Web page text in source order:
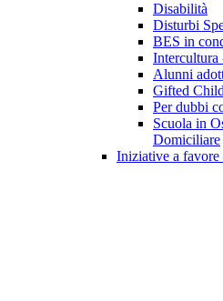
Disabilità
Disturbi
BES in
Intercultura
Alunni
Gifted
Per dubbi
Scuola in
Domiciliare
Iniziative a